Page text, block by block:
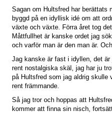
Sagan om Hultsfred har berättats
byggd på en idyllisk idé om att
växte och växte. Förra året tog
Måttfullhet är kanske ordet jag
och varför man är den man är.
Jag kanske är fast i idyllen, det
rent nostalgiska skäl, jag har ju
på Hultsfred som jag aldrig skulle
rent främmande.
Så jag tror och hoppas att
kommer att finna sin nisch,